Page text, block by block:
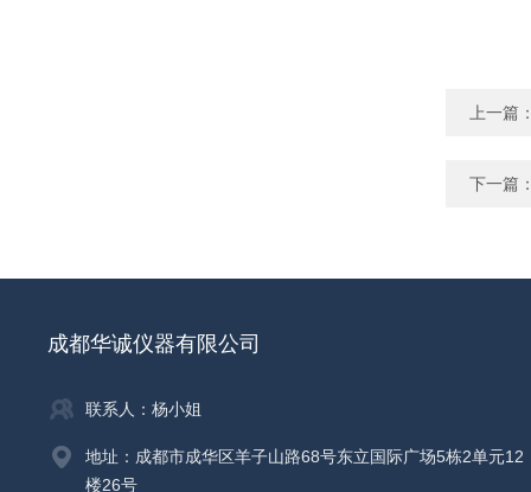
上一篇
下一篇
成都华诚仪器有限公司
联系人：杨小姐
地址：成都市成华区羊子山路68号东立国际广场5栋2单元12
楼26号